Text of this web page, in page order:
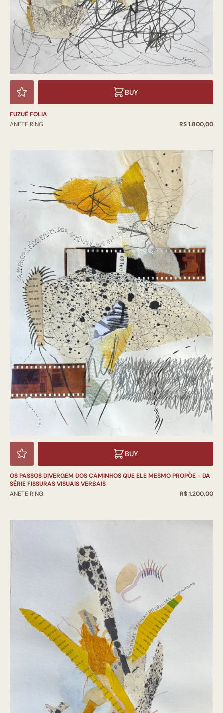
BUY
FUZUÊ FOLIA
ANETE RING
R$ 1.800,00
BUY
OS PASSOS DIVERGEM DOS CAMINHOS QUE ELE MESMO PROPÕE - DA
SÉRIE FISSURAS VISUAIS VERBAIS
ANETE RING
R$ 1.200,00